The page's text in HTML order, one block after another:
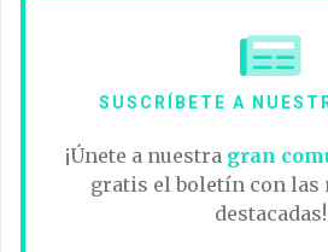
SUSCRÍBETE A
¡Únete a nuestra gran
gratis el boletín con las
destacadas!